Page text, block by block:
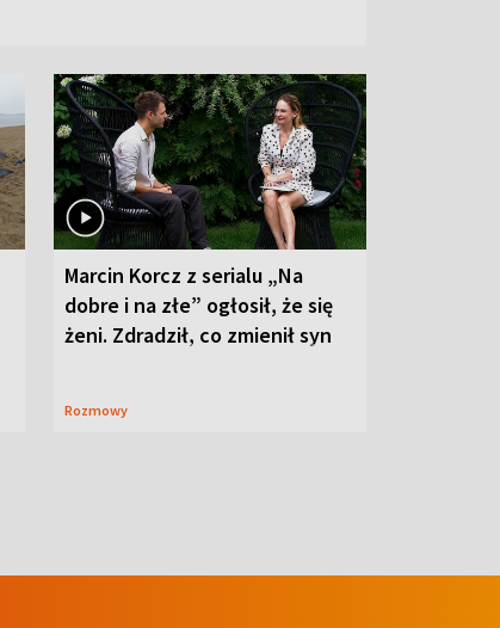
Marcin Korcz z serialu „Na
dobre i na złe” ogłosił, że się
żeni. Zdradził, co zmienił syn
Rozmowy